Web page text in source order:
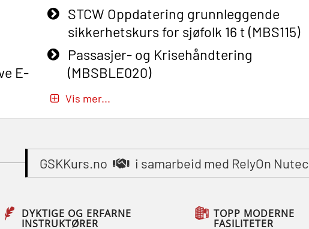
E-
STCW Oppdatering grunnleggende
sikkerhetskurs for sjøfolk 16 t (MBS115)
Passasjer- og Krisehåndtering
(MBSBLE020)
Passasjer- og Krisehåndtering
sikkerhetsopplæring for fiskere
(MBSBLE031)
sikkerhetsopplæring for fiskere
Vis mer...
GSKKurs.no i samarbeid med RelyOn Nutec
DYKTIGE OG ERFARNE
INSTRUKTØRER
TOPP MODERNE
FASILITETER